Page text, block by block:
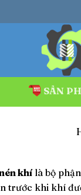
SẢN
khí là bộ
trước khi khí